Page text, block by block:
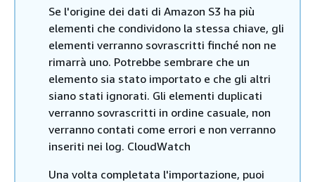
Se l'origine dei dati di Amazon S3 ha più
elementi che condividono la stessa chiave, gli
elementi verranno sovrascritti finché non ne
rimarrà uno. Potrebbe sembrare che un
elemento sia stato importato e che gli altri
siano stati ignorati. Gli elementi duplicati
verranno sovrascritti in ordine casuale, non
verranno contati come errori e non verranno
inseriti nei log. CloudWatch
Una volta completata l'importazione, puoi